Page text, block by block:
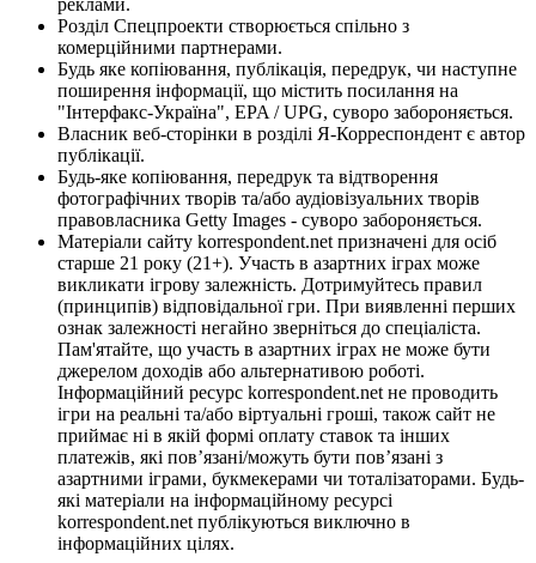
Розділ Спецпроекти створюється спільно з
комерційними партнерами.
Будь яке копіювання, публікація, передрук, чи наступне
поширення інформації, що містить посилання на
"Інтерфакс-Україна", EPA / UPG, суворо забороняється.
Власник веб-сторінки в розділі Я-Корреспондент є автор
публікації.
Будь-яке копіювання, передрук та відтворення
фотографічних творів та/або аудіовізуальних творів
правовласника Getty Images - суворо забороняється.
Матеріали сайту korrespondent.net призначені для осіб
старше 21 року (21+). Участь в азартних іграх може
викликати ігрову залежність. Дотримуйтесь правил
(принципів) відповідальної гри. При виявленні перших
ознак залежності негайно зверніться до спеціаліста.
Пам'ятайте, що участь в азартних іграх не може бути
джерелом доходів або альтернативою роботі.
Інформаційний ресурс korrespondent.net не проводить
ігри на реальні та/або віртуальні гроші, також сайт не
приймає ні в якій формі оплату ставок та інших
платежів, які пов’язані/можуть бути пов’язані з
азартними іграми, букмекерами чи тоталізаторами. Будь-
які матеріали на інформаційному ресурсі
korrespondent.net публікуються виключно в
інформаційних цілях.